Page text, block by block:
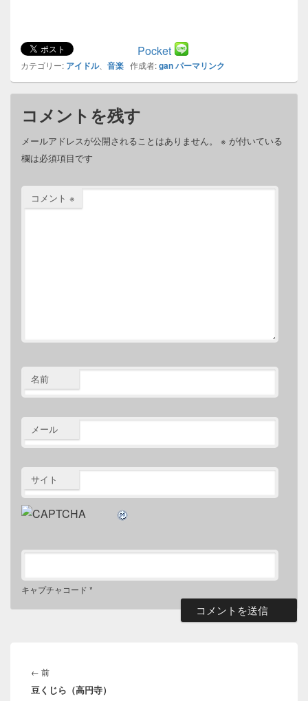
Pocket
カテゴリー: アイドル、 音楽 作成者:ganパーマリンク
コメントを残す
メールアドレスが公開されることはありません。 ※ が付いている
欄は必須項目です
コメント ※
名前
メール
サイト
キャプチャコード *
稿
ナ
← 前前
の
豆くじら（高円寺）